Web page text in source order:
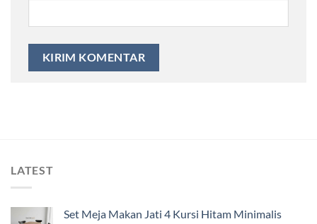
LATEST
Set Meja Makan Jati 4 Kursi Hitam Minimalis